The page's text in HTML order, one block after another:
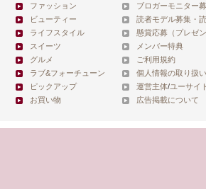
ファッション
ビューティー
ライフスタイル
スイーツ
グルメ
ラブ&フォーチューン
ピックアップ
お買い物
ブロガーモニター
読者モデル募集・
懸賞応募（プレゼ
メンバー特典
ご利用規約
個人情報の取り扱
運営主体/ユーサイ
広告掲載について